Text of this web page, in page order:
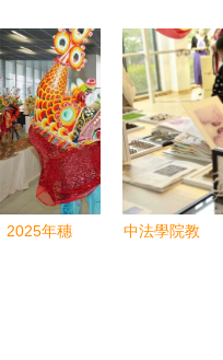
鄉交流展示
活動盛大啟
幕，共繪文
化傳承新畫
卷
2019傲蕾
杯新疆大賽
在韓國圓滿
落幕
2025年穗
中法學院教